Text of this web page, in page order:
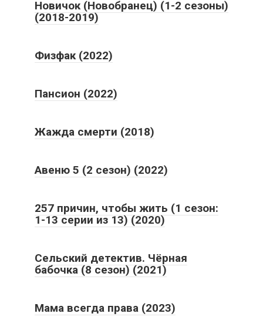
Новичок (Новобранец) (1-2 сезоны)
(2018-2019)
Физфак (2022)
Пансион (2022)
Жажда смерти (2018)
Авеню 5 (2 сезон) (2022)
257 причин, чтобы жить (1 сезон:
1-13 серии из 13) (2020)
Сельский детектив. Чёрная
бабочка (8 сезон) (2021)
Мама всегда права (2023)